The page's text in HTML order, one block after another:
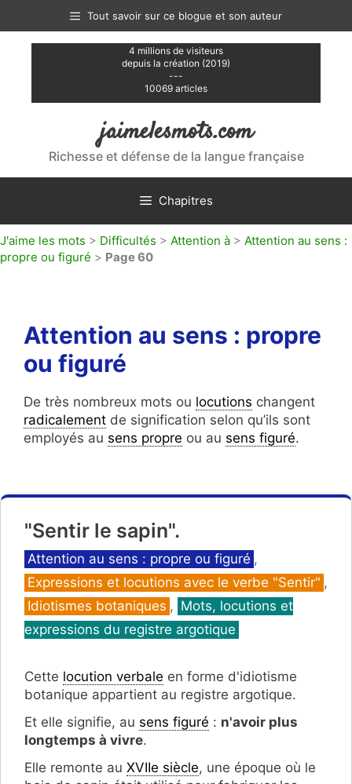
contenu
Tout savoir sur ce blogue et son auteur
4 millions de visiteurs
depuis la création (2019)
---
10069 articles
jaimelesmots.com
Richesse et défense de la langue française
Chapitres
J'aime les mots > Difficultés > Attention à > Attention au sens :
propre ou figuré > Page 60
Attention au sens : propre
ou figuré
De très nombreux mots ou locutions changent
radicalement de signification selon qu’ils sont
employés au sens propre ou au sens figuré.
"Sentir le sapin".
Catégories
Attention au sens : propre ou figuré ,
Expressions et locutions avec le verbe "Sentir" ,
Idiotismes botaniques , Mots, locutions et
expressions du registre argotique
Cette locution verbale en forme d'idiotisme
botanique appartient au registre argotique.
Et elle signifie, au sens figuré : n'avoir plus
longtemps à vivre.
Elle remonte au XVIIe siècle, une époque où le